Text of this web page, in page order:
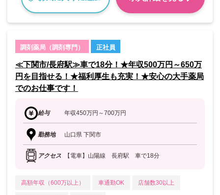
調剤薬局（調剤専門） 正社員
≪下関市/長府駅≫車で18分！★年収500万円～650万
円を目指せる！★福利厚生も充実！★安心の大手薬局
でのお仕事です！
給与 年収450万円～700万円
勤務地 山口県 下関市
アクセス 【電車】山陽線 長府駅 車で18分
高額年収（600万以上） 車通勤OK 店舗数30以上